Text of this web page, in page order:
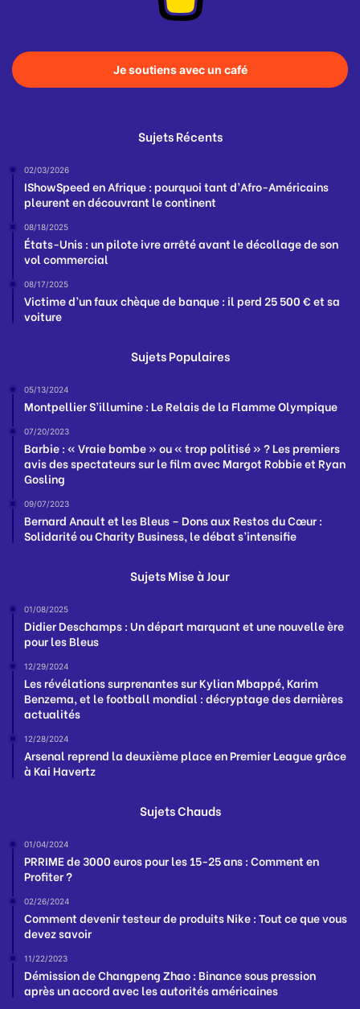
Je soutiens avec un café
Sujets Récents
02/03/2026
IShowSpeed en Afrique : pourquoi tant d’Afro-Américains
pleurent en découvrant le continent
08/18/2025
États-Unis : un pilote ivre arrêté avant le décollage de son
vol commercial
08/17/2025
Victime d’un faux chèque de banque : il perd 25 500 € et sa
voiture
Sujets Populaires
05/13/2024
Montpellier S’illumine : Le Relais de la Flamme Olympique
07/20/2023
Barbie : « Vraie bombe » ou « trop politisé » ? Les premiers
avis des spectateurs sur le film avec Margot Robbie et Ryan
Gosling
09/07/2023
Bernard Anault et les Bleus – Dons aux Restos du Cœur :
Solidarité ou Charity Business, le débat s’intensifie
Sujets Mise à Jour
01/08/2025
Didier Deschamps : Un départ marquant et une nouvelle ère
pour les Bleus
12/29/2024
Les révélations surprenantes sur Kylian Mbappé, Karim
Benzema, et le football mondial : décryptage des dernières
actualités
12/28/2024
Arsenal reprend la deuxième place en Premier League grâce
à Kai Havertz
Sujets Chauds
01/04/2024
PRRIME de 3000 euros pour les 15-25 ans : Comment en
Profiter ?
02/26/2024
Comment devenir testeur de produits Nike : Tout ce que vous
devez savoir
11/22/2023
Démission de Changpeng Zhao : Binance sous pression
après un accord avec les autorités américaines